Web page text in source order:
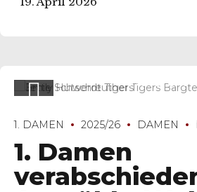
1. DAMEN 2025/26 DAMEN
1. Damen